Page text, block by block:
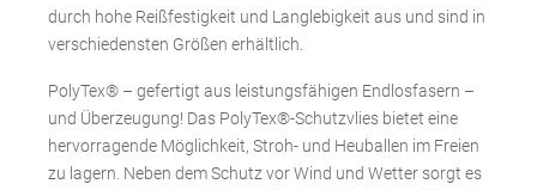
durch hohe Reißfestigkeit und Langlebigkeit aus und sind in
verschiedensten Größen erhältlich.
PolyTex® – gefertigt aus leistungsfähigen Endlosfasern –
und Überzeugung! Das PolyTex®-Schutzvlies bietet eine
hervorragende Möglichkeit, Stroh- und Heuballen im Freien
zu lagern. Neben dem Schutz vor Wind und Wetter sorgt es